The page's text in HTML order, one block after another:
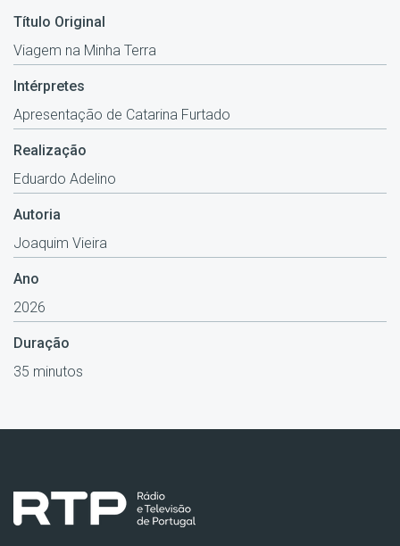
Título Original
Viagem na Minha Terra
Intérpretes
Apresentação de Catarina Furtado
Realização
Eduardo Adelino
Autoria
Joaquim Vieira
Ano
2026
Duração
35 minutos